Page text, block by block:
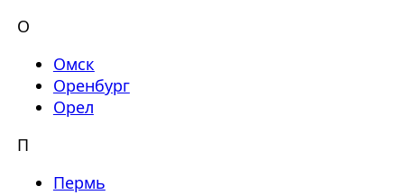
О
Омск
Оренбург
Орел
П
Пермь